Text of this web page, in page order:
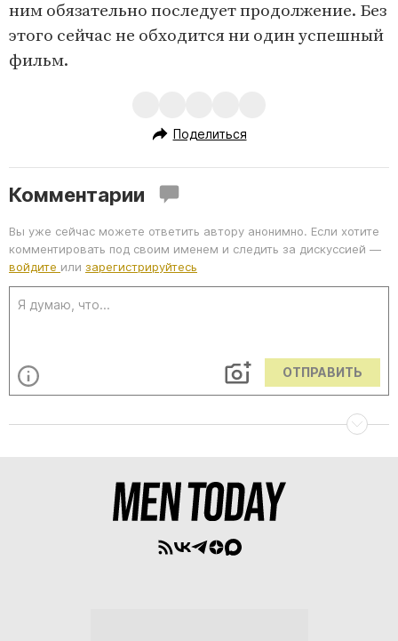
ним обязательно последует продолжение. Без
этого сейчас не обходится ни один успешный
фильм.
Поделиться
Комментарии
Вы уже сейчас можете ответить автору анонимно. Если хотите
комментировать под своим именем и следить за дискуссией —
войдите или зарегистрируйтесь
ОТПРАВИТЬ